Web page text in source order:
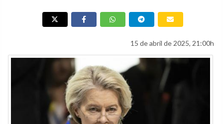
15 de abril de 2025, 21:00h